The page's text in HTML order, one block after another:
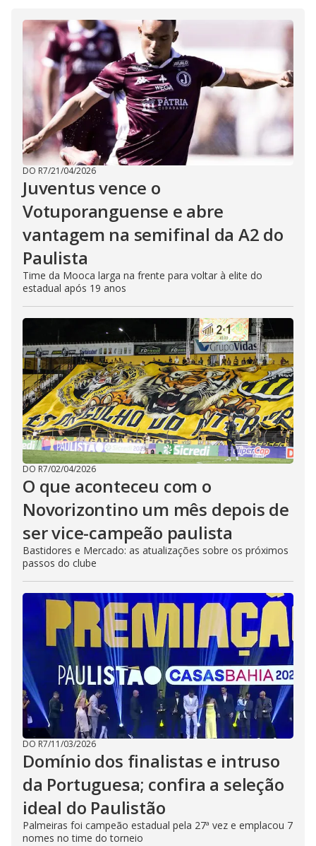
DO R7/21/04/2026
Juventus vence o
Votuporanguense e abre
vantagem na semifinal da A2 do
Paulista
Time da Mooca larga na frente para voltar à elite do
estadual após 19 anos
DO R7/02/04/2026
O que aconteceu com o
Novorizontino um mês depois de
ser vice-campeão paulista
Bastidores e Mercado: as atualizações sobre os próximos
passos do clube
DO R7/11/03/2026
Domínio dos finalistas e intruso
da Portuguesa; confira a seleção
ideal do Paulistão
Palmeiras foi campeão estadual pela 27ª vez e emplacou 7
nomes no time do torneio